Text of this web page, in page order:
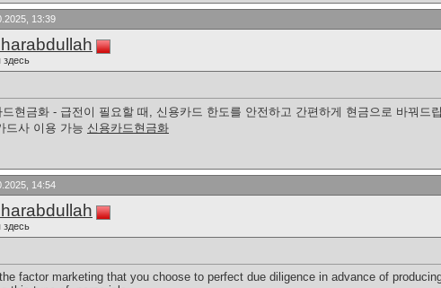
13:39
드현금화 - 급전이 필요할 때, 신용카드 한도를 안전하고 간편하게 현금으로 바꿔드
드사 이용 가능 신용카드현금화
14:54
factor marketing that you choose to perfect due diligence in advance of